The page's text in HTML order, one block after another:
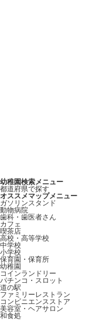
幼稚園検索メニュー
都道府県で探す
オススメマップメニュー
ガソリンスタンド
動物病院
歯科・歯医者さん
カフェ
喫茶店
高校・高等学校
中学校
小学校
保育園・保育所
幼稚園
コインランドリー
パチンコ・スロット
道の駅
ファミリーレストラン
コンビニエンスストア
美容室・ヘアサロン
和食処